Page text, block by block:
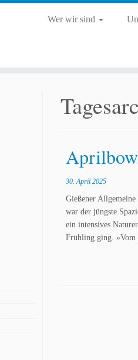
Wer wir sind
30. April 2025
Gießener
war der jüngste
ein intensives
Frühling ging.